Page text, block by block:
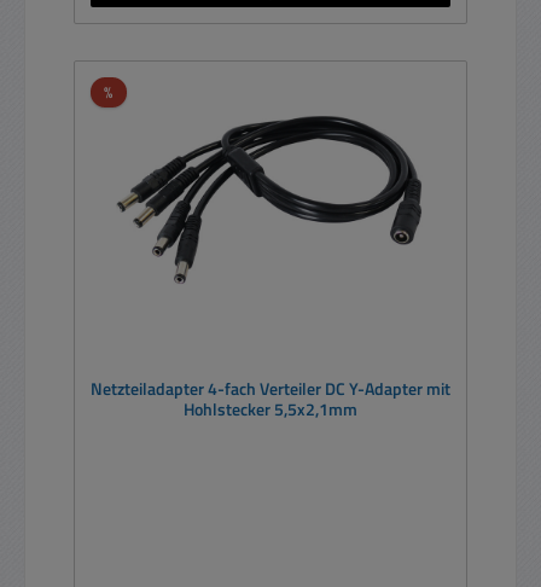
%Rabatt
Netzteiladapter 4-fach Verteiler DC Y-Adapter mit
Hohlstecker 5,5x2,1mm